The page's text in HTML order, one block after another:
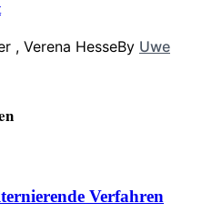
By Uwe
Verfahren